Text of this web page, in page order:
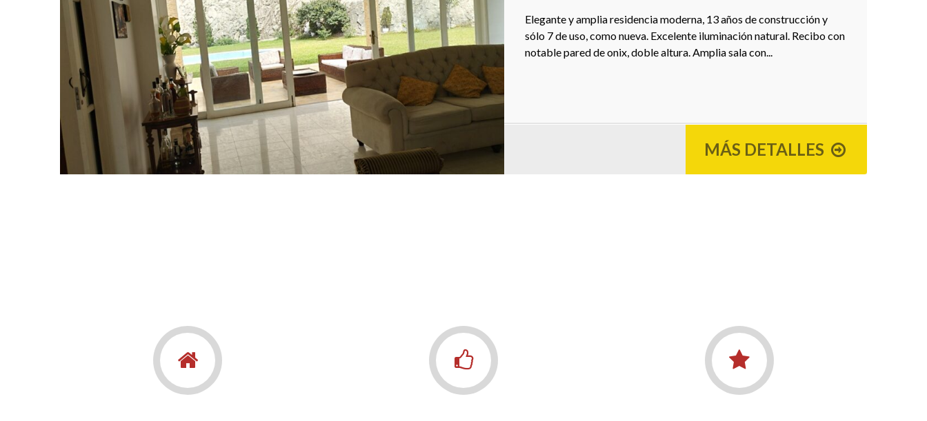
Elegante y amplia residencia moderna, 13 años de construcción y
sólo 7 de uso, como nueva. Excelente iluminación natural. Recibo con
notable pared de onix, doble altura. Amplia sala con...
MÁS DETALLES